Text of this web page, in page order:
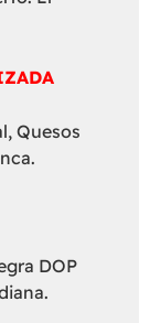
Quesos
DOP